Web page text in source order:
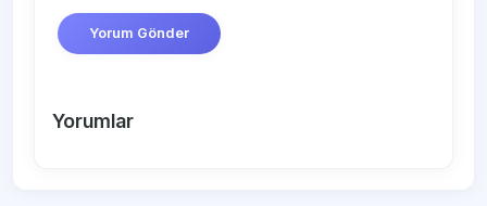
Yorum Gönder
Yorumlar